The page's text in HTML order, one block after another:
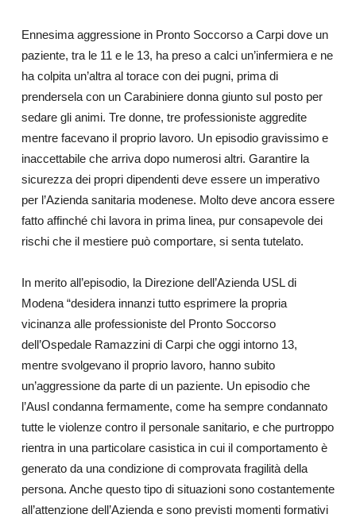
Ennesima aggressione in Pronto Soccorso a Carpi dove un
paziente, tra le 11 e le 13, ha preso a calci un’infermiera e ne
ha colpita un’altra al torace con dei pugni, prima di
prendersela con un Carabiniere donna giunto sul posto per
sedare gli animi. Tre donne, tre professioniste aggredite
mentre facevano il proprio lavoro. Un episodio gravissimo e
inaccettabile che arriva dopo numerosi altri. Garantire la
sicurezza dei propri dipendenti deve essere un imperativo
per l’Azienda sanitaria modenese. Molto deve ancora essere
fatto affinché chi lavora in prima linea, pur consapevole dei
rischi che il mestiere può comportare, si senta tutelato.
In merito all’episodio, la Direzione dell’Azienda USL di
Modena “desidera innanzi tutto esprimere la propria
vicinanza alle professioniste del Pronto Soccorso
dell’Ospedale Ramazzini di Carpi che oggi intorno 13,
mentre svolgevano il proprio lavoro, hanno subito
un’aggressione da parte di un paziente. Un episodio che
l’Ausl condanna fermamente, come ha sempre condannato
tutte le violenze contro il personale sanitario, e che purtroppo
rientra in una particolare casistica in cui il comportamento è
generato da una condizione di comprovata fragilità della
persona. Anche questo tipo di situazioni sono costantemente
all’attenzione dell’Azienda e sono previsti momenti formativi